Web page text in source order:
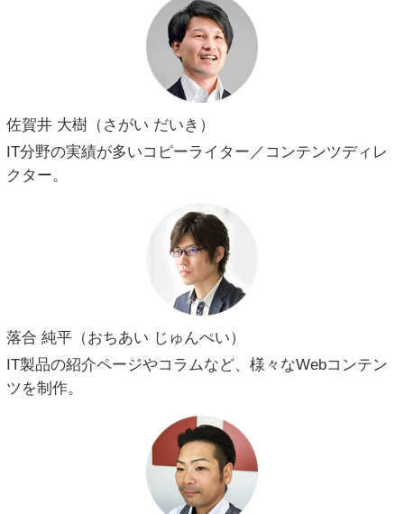
佐賀井 大樹（さがい だいき）
IT分野の実績が多いコピーライター／コンテンツディレ
クター。
落合 純平（おちあい じゅんぺい）
IT製品の紹介ページやコラムなど、様々なWebコンテン
ツを制作。